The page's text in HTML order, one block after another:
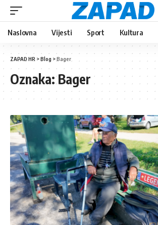
Naslovna Vijesti Sport Kultura
ZAPAD HR >Blog >Bager
Oznaka:Bager